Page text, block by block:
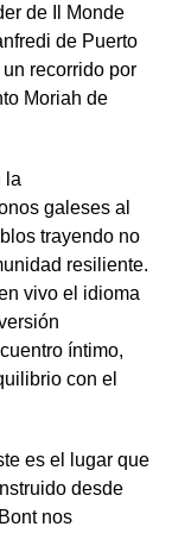
de Il Monde
de Puerto
recorrido por
Moriah de
la
galeses al
trayendo no
resiliente.
vivo el idioma
íntimo,
con el
es el lugar que
desde
nos